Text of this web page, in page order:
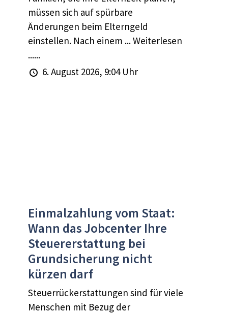
müssen sich auf spürbare
Änderungen beim Elterngeld
einstellen. Nach einem ... Weiterlesen
......
6. August 2026, 9:04 Uhr
Einmalzahlung vom Staat:
Wann das Jobcenter Ihre
Steuererstattung bei
Grundsicherung nicht
kürzen darf
Steuerrückerstattungen sind für viele
Menschen mit Bezug der